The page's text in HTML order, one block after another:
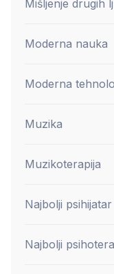
Mišljenje drugih
Moderna nauka
Moderna
Muzika
Muzikoterapija
Najbolji
Najbolji